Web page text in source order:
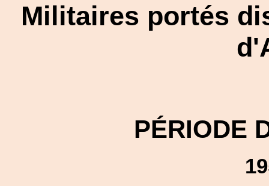
Militaires portés
PÉRIODE